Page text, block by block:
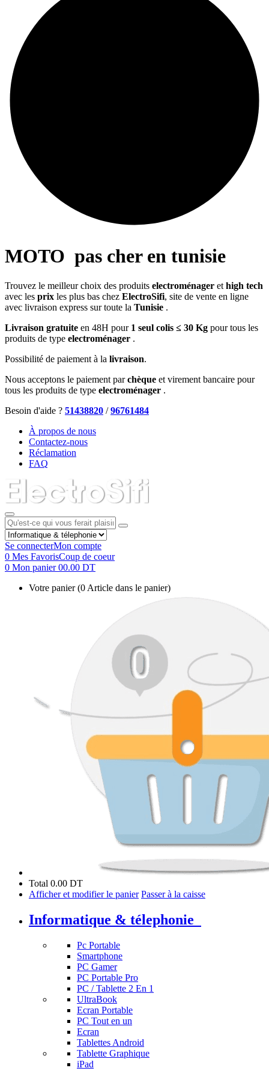
MOTO pas cher en tunisie
Trouvez le meilleur choix des produits electroménager et high tech
avec les prix les plus bas chez ElectroSifi, site de vente en ligne
avec livraison express sur toute la Tunisie .
Livraison gratuite en 48H pour 1 seul colis ≤ 30 Kg pour tous les
produits de type electroménager .
Possibilité de paiement à la livraison.
Nous acceptons le paiement parchèque et virement bancaire pour
tous les produits de type electroménager .
Besoin d'aide ? 51438820 /96761484
À propos de nous
Contactez-nous
Réclamation
FAQ
Se connecterMon compte
0 Mes FavorisCoup de coeur
0 Mon panier00.00 DT
Votre panier(0 Article dans le panier)
Total 0.00 DT
Afficher et modifier le panier Passer à la caisse
Informatique & télephonie
Pc Portable
Smartphone
PC Gamer
PC Portable Pro
PC / Tablette 2 En 1
UltraBook
Ecran Portable
PC Tout en un
Ecran
Tablettes Android
Tablette Graphique
iPad